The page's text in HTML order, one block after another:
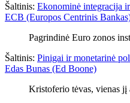
Šaltinis: Ekonominė integracija
ECB (Europos Centrinis
Pagrindinė Euro zonos
Šaltinis: Pinigai ir monetarinė
Edas Bunas (Ed Boone)
Kristoferio tėvas, vienas jį